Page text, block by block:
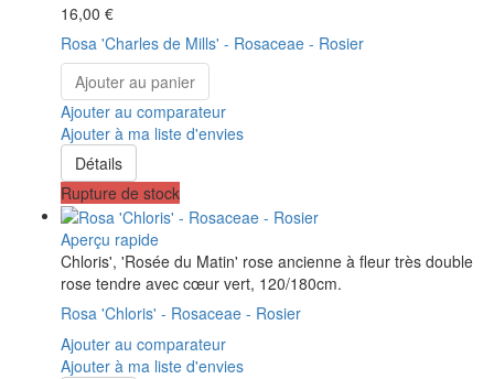
16,00 €
Rosa 'Charles de Mills' - Rosaceae - Rosier
Ajouter au panier
Ajouter au comparateur
Ajouter à ma liste d'envies
Détails
Rupture de stock
Aperçu rapide
Chloris', 'Rosée du Matin' rose ancienne à fleur très double
rose tendre avec cœur vert, 120/180cm.
Rosa 'Chloris' - Rosaceae - Rosier
Ajouter au comparateur
Ajouter à ma liste d'envies